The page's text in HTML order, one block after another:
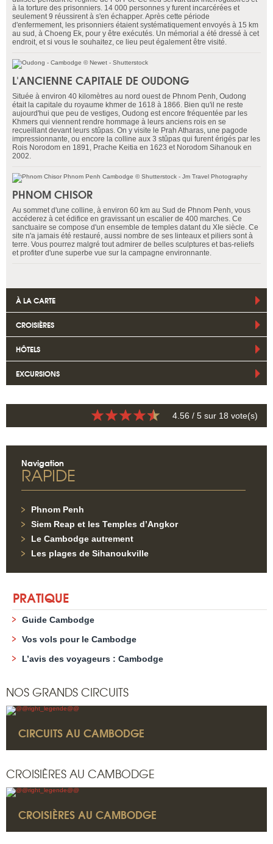
à la torture des prisonniers. 14 000 personnes y furent incarcérées et
seulement 9 réussirent à s'en échapper. Après cette période
d'enfermement, les prisonniers étaient systématiquement envoyés à 15 km
au sud, à Choeng Ek, pour y être exécutés. Un mémorial a été dressé à cet
endroit, et si vous le souhaitez, ce lieu peut également être visité.
L'ANCIENNE CAPITALE DE OUDONG
Située à environ 40 kilomètres au nord ouest de Phnom Penh, Oudong
était la capitale du royaume khmer de 1618 à 1866. Bien qu'il ne reste
aujourd'hui que peu de vestiges, Oudong est encore fréquentée par les
Khmers qui viennent rendre hommage à leurs anciens rois en se
recueillant devant leurs stûpas. On y visite le Prah Atharas, une pagode
impressionnante, ou encore la colline aux 3 stûpas qui furent érigés par les
Rois Norodom en 1891, Prache Keitia en 1623 et Norodom Sihanouk en
2002.
PHNOM CHISOR
Au sommet d'une colline, à environ 60 km au Sud de Phnom Penh, vous
accéderez à cet édifice en gravissant un escalier de 400 marches. Ce
sanctuaire se compose d'un ensemble de temples datant du XIe siècle. Ce
site n'a jamais été restauré, aussi nombre de ses linteaux et piliers sont à
terre. Vous pourrez malgré tout admirer de belles sculptures et bas-reliefs
et profiter d'une superbe vue sur la campagne environnante.
À LA CARTE
CROISIÈRES
HÔTELS
EXCURSIONS
4.56 / 5 sur 18 vote(s)
Navigation
RAPIDE
Phnom Penh
Siem Reap et les Temples d’Angkor
Le Cambodge autrement
Les plages de Sihanoukville
PRATIQUE
Guide Cambodge
Vos vols pour le Cambodge
L’avis des voyageurs : Cambodge
NOS GRANDS CIRCUITS
CIRCUITS AU CAMBODGE
CROISIÈRES AU CAMBODGE
CROISIÈRES AU CAMBODGE